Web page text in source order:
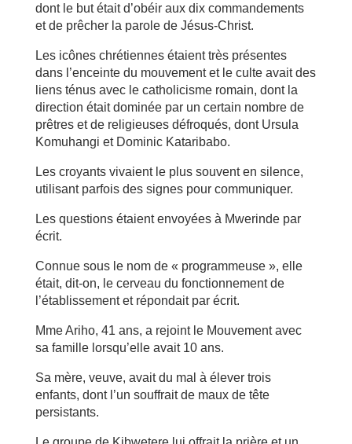
dont le but était d’obéir aux dix commandements
et de prêcher la parole de Jésus-Christ.
Les icônes chrétiennes étaient très présentes
dans l’enceinte du mouvement et le culte avait des
liens ténus avec le catholicisme romain, dont la
direction était dominée par un certain nombre de
prêtres et de religieuses défroqués, dont Ursula
Komuhangi et Dominic Kataribabo.
Les croyants vivaient le plus souvent en silence,
utilisant parfois des signes pour communiquer.
Les questions étaient envoyées à Mwerinde par
écrit.
Connue sous le nom de « programmeuse », elle
était, dit-on, le cerveau du fonctionnement de
l’établissement et répondait par écrit.
Mme Ariho, 41 ans, a rejoint le Mouvement avec
sa famille lorsqu’elle avait 10 ans.
Sa mère, veuve, avait du mal à élever trois
enfants, dont l’un souffrait de maux de tête
persistants.